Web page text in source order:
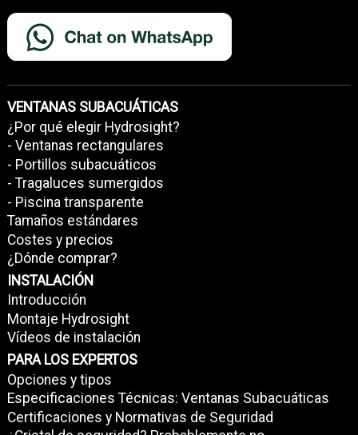
VENTANAS SUBACUÁTICAS
¿Por qué elegir Hydrosight?
- Ventanas rectangulares
- Portillos subacuáticos
- Tragaluces sumergidos
- Piscina transparente
Tamaños estándares
Costes y precios
¿Dónde comprar?
INSTALACIÓN
Introducción
Montaje Hydrosight
Vídeos de instalación
PARA LOS EXPERTOS
Opciones y tipos
Especificaciones Técnicas: Ventanas Subacuáticas
Certificaciones y Normativas de Seguridad